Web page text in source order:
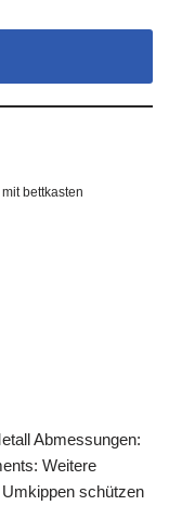
bettkasten
Abmessungen:
Weitere
schützen